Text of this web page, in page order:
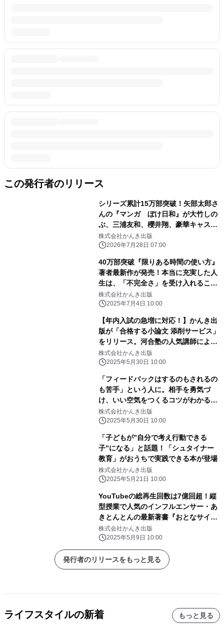
この発行者のリリース
シリーズ累計15万部突破！矢部太郎さ
んの『マンガ ぼけ日和』が大竹しの
ぶ、三浦友和、櫻井翔、豪華キャスト
で実写映画化！2027年公開決定
株式会社かんき出版
2026年7月28日 07:00
40万部突破『限りある時間の使い方』
著者最新作が発売！本当に充実した人
生は、「不完全さ」を受け入れること
から始まる
株式会社かんき出版
2025年7月4日 10:00
【年内入試の急増に対応！】かんき出
版が「合格する小論文 添削サービス」
をリリース。河合塾の人気講師による
添削で、大学受験生の合格を支援しま
す
株式会社かんき出版
2025年5月30日 10:00
「フィードバックはするのもされるの
も苦手」という人に。相手を勇気づ
け、いい空気をつくるコツがわかる本
が発売！
株式会社かんき出版
2025年5月30日 10:00
「子どもが”自分で考え行動できる
子”になる」と話題！「シュタイナー
教育」がおうちで実践できる本が登場
株式会社かんき出版
2025年5月21日 10:00
YouTubeの総再生回数は7億回超！縦
型授業で人気のインフルエンサー・あ
きとんとんの最新著書『おとなサイエ
ンス』が登場
株式会社かんき出版
2025年5月9日 10:00
発行者のリリースをもっと見る
ライフスタイルの新着 もっと見る